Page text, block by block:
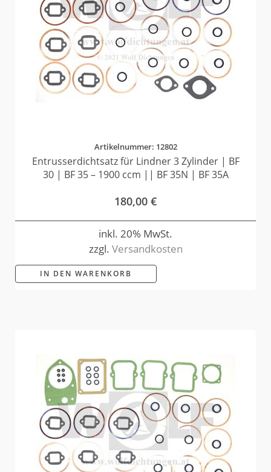
Artikelnummer: 12802
Entrusserdichtsatz für Lindner 3 Zylinder | BF
30 | BF 35 – 1900 ccm || BF 35N | BF 35A
180,00 €
inkl. 20% MwSt.
zzgl. Versandkosten
IN DEN WARENKORB